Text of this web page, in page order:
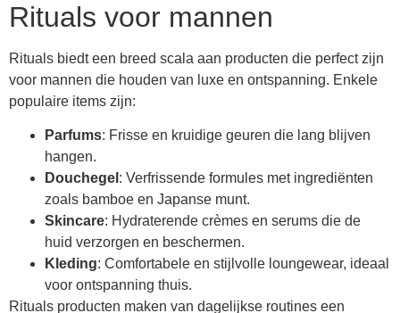
Rituals voor mannen
Rituals biedt een breed scala aan producten die perfect zijn
voor mannen die houden van luxe en ontspanning. Enkele
populaire items zijn:
Parfums: Frisse en kruidige geuren die lang blijven
hangen.
Douchegel : Verfrissende formules met ingrediënten
zoals bamboe en Japanse munt.
Skincare: Hydraterende crèmes en serums die de
huid verzorgen en beschermen.
Kleding: Comfortabele en stijlvolle loungewear, ideaal
voor ontspanning thuis.
Rituals producten maken van dagelijkse routines een